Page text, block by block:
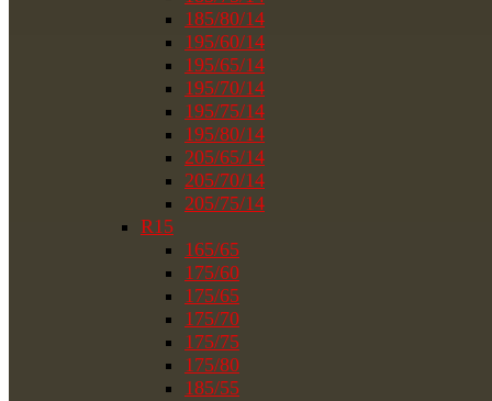
185/80/14
195/60/14
195/65/14
195/70/14
195/75/14
195/80/14
205/65/14
205/70/14
205/75/14
R15
165/65
175/60
175/65
175/70
175/75
175/80
185/55